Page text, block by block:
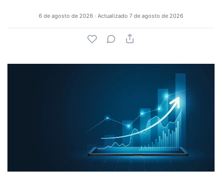
6 de agosto de 2026 · Actualizado 7 de agosto de 2026